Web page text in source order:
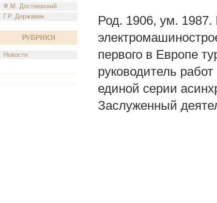
Ф.М. Достоевский
Г.Р. Державин
Рубрики
Новости
Род. 1906, ум. 1987.
первого в Европе
руководитель
единой серии
Заслуженный